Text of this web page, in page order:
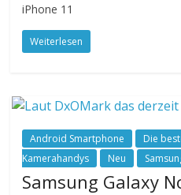
iPhone 11
Weiterlesen
Android Smartphone
Die
Kamerahandys
Neu
Samsung Galaxy